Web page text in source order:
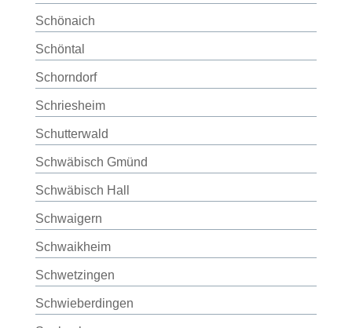
Schönaich
Schöntal
Schorndorf
Schriesheim
Schutterwald
Schwäbisch Gmünd
Schwäbisch Hall
Schwaigern
Schwaikheim
Schwetzingen
Schwieberdingen